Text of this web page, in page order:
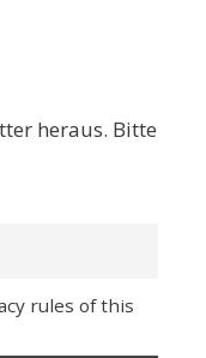
heraus. Bitte
rules of this